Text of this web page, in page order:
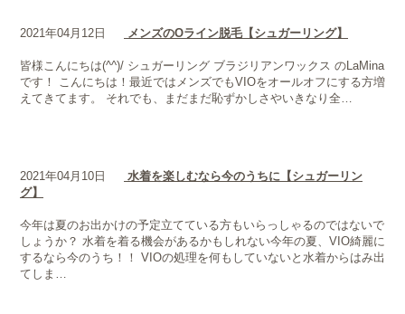
2021年04月12日 メンズのOライン脱毛【シュガーリング】
皆様こんにちは(^^)/ シュガーリング ブラジリアンワックス のLaMina
です！ こんにちは！最近ではメンズでもVIOをオールオフにする方増
えてきてます。 それでも、まだまだ恥ずかしさやいきなり全…
2021年04月10日
水着を楽しむなら今のうちに【シュガーリン
グ】
今年は夏のお出かけの予定立てている方もいらっしゃるのではないで
しょうか？ 水着を着る機会があるかもしれない今年の夏、VIO綺麗に
するなら今のうち！！ VIOの処理を何もしていないと水着からはみ出
てしま…